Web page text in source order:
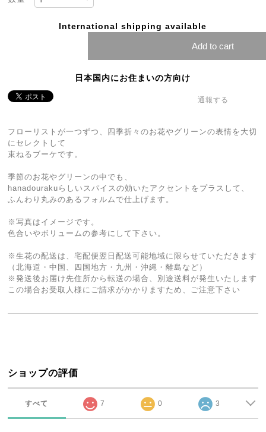
International shipping available
Add to cart
日本国内にお住まいの方向け
通報する
フローリストが一つずつ、四季折々のお花やグリーンの表情を大切
にセレクトして
束ねるブーケです。
季節のお花やグリーンの中でも、
hanadourakuらしいスパイスの効いたアクセントをプラスして、
ふんわり丸みのあるフォルムで仕上げます。
※写真はイメージです。
色合いやボリュームの参考にして下さい。
※生花の配送は、宅配便翌日配送可能地域に限らせていただきます
（北海道・中国、四国地方・九州・沖縄・離島など）
※発送後お届け先住所から転送の場合、別途送料が発生いたします
この場合お受取人様にご請求がかかりますため、ご注意下さい
ショップの評価
すべて 7 0 3